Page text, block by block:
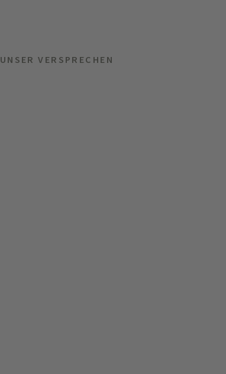
UNSER VERSPRECHEN